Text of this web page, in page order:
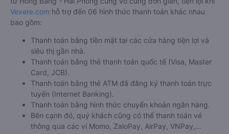
Vexere.com hỗ trợ đến 06 hình thức thanh toán khác nhau
bao gồm:
Thanh toán bằng tiền mặt tại các cửa hàng tiện lợi và
siêu thị gần nhà.
Thanh toán bằng thẻ thanh toán quốc tế (Visa, Master
Card, JCB).
Thanh toán bằng thẻ ATM đã đăng ký thanh toán trực
tuyến (Internet Banking).
Thanh toán bằng hình thức chuyển khoản ngân hàng.
Bên cạnh đó, quý khách cũng có thể thanh toán vé
thông qua các ví Momo, ZaloPay, AirPay, VNPay,…